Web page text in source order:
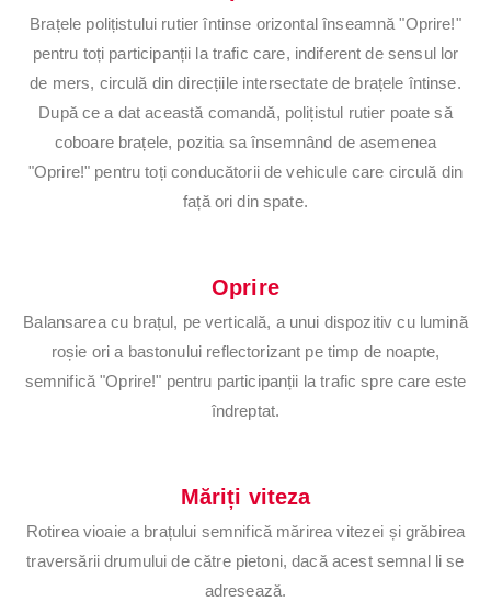
Brațele polițistului rutier întinse orizontal înseamnă "Oprire!"
pentru toți participanții la trafic care, indiferent de sensul lor
de mers, circulă din direcțiile intersectate de brațele întinse.
După ce a dat această comandă, polițistul rutier poate să
coboare brațele, pozitia sa însemnând de asemenea
"Oprire!" pentru toți conducătorii de vehicule care circulă din
față ori din spate.
Oprire
Balansarea cu brațul, pe verticală, a unui dispozitiv cu lumină
roșie ori a bastonului reflectorizant pe timp de noapte,
semnifică "Oprire!" pentru participanții la trafic spre care este
îndreptat.
Măriți viteza
Rotirea vioaie a brațului semnifică mărirea vitezei și grăbirea
traversării drumului de către pietoni, dacă acest semnal li se
adresează.